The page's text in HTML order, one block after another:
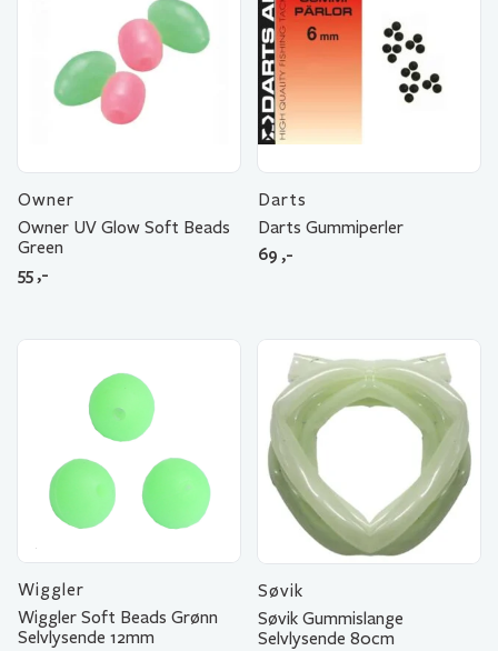
Owner
Owner UV Glow Soft Beads
Green
55 ,-
Darts
Darts Gummiperler
69 ,-
Wiggler
Wiggler Soft Beads Grønn
Selvlysende 12mm
Søvik
Søvik Gummislange
Selvlysende 80cm